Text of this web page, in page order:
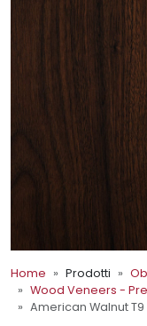
Home Prodotti
Wood Veneers -
American Walnut T9